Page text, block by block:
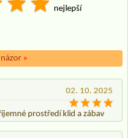
nejlepší
»
02. 10. 2025
prostředí klid a zábav